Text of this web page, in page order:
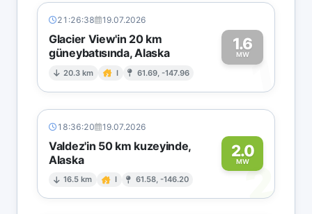
21:26:38 19.07.2026
Glacier View'in 20 km
güneybatısında, Alaska
20.3 km I 61.69, -147.96
1.6
MW1
18:36:20 19.07.2026
Valdez'in 50 km kuzeyinde,
Alaska
16.5 km I 61.58, -146.20
2.0
MW2